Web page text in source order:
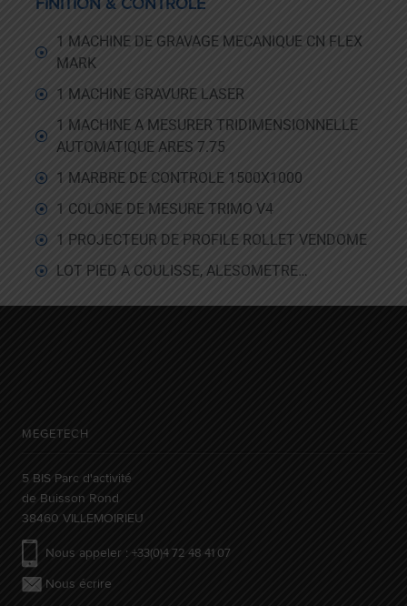
FINITION & CONTROLE
1 MACHINE DE GRAVAGE MECANIQUE CN FLEX
MARK
1 MACHINE GRAVURE LASER
1 MACHINE A MESURER TRIDIMENSIONNELLE
AUTOMATIQUE ARES 7.75
1 MARBRE DE CONTROLE 1500X1000
1 COLONE DE MESURE TRIMO V4
1 PROJECTEUR DE PROFILE ROLLET VENDOME
LOT PIED A COULISSE, ALESOMETRE…
MEGETECH
5 BIS Parc d'activité
de Buisson Rond
38460 VILLEMOIRIEU
Nous appeler : +33(0)4 72 48 41 07
Nous écrire